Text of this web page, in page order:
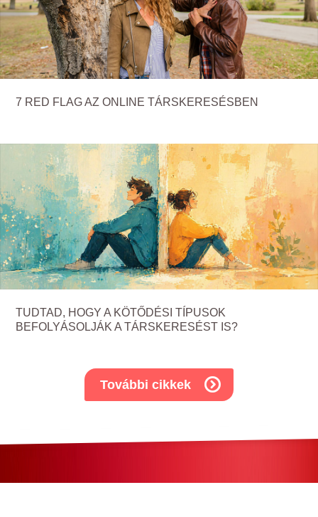
7 RED FLAG AZ ONLINE TÁRSKERESÉSBEN
TUDTAD, HOGY A KÖTŐDÉSI TÍPUSOK
BEFOLYÁSOLJÁK A TÁRSKERESÉST IS?
További cikkek